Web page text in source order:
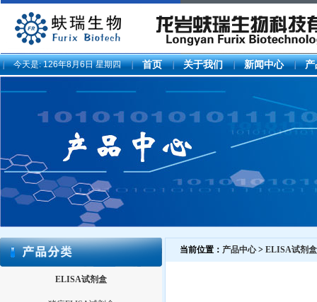
今天是:126年8月6日 星期四 首页 关于我们 新闻中心 产
ELISA试剂盒
当前位置： 产品中心> ELISA试剂盒